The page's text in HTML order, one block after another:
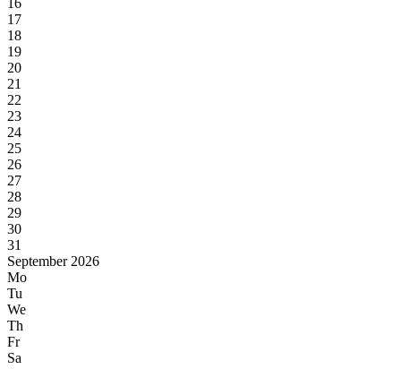
17
18
19
20
21
22
23
24
25
26
27
28
29
30
31
September 2026
Mo
Tu
We
Th
Fr
Sa